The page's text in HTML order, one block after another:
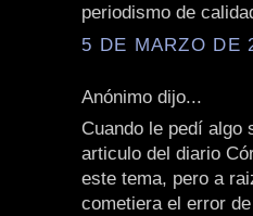
periodismo de
5 DE MARZO DE
Anónimo dijo...
Cuando le pedí algo
articulo del diario
este tema, pero a
cometiera el error